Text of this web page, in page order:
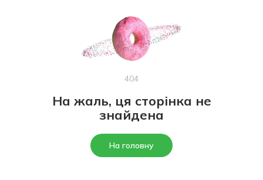
404
На жаль, ця сторінка не
знайдена
На головну